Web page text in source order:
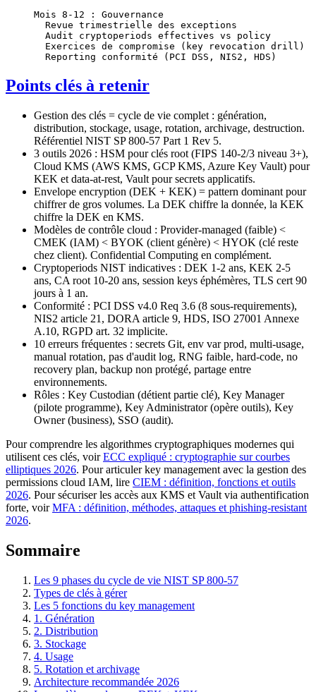
Mois 8-12 : Gouvernance
  Revue trimestrielle des exceptions
  Audit cryptoperiods effectives vs policy
  Exercices de compromise (key revocation drill)
  Reporting conformité (PCI DSS, NIS2, HDS)
Points clés à retenir
Gestion des clés = cycle de vie complet : génération,
distribution, stockage, usage, rotation, archivage, destruction.
Référentiel NIST SP 800-57 Part 1 Rev 5.
3 outils 2026 : HSM pour clés root (FIPS 140-2/3 niveau 3+),
Cloud KMS (AWS KMS, GCP KMS, Azure Key Vault) pour
KEK et data-at-rest, Vault pour secrets applicatifs.
Envelope encryption (DEK + KEK) = pattern dominant pour
chiffrer de gros volumes. La DEK chiffre la donnée, la KEK
chiffre la DEK en KMS.
Modèles de contrôle cloud : Provider-managed (faible) <
CMEK (IAM) < BYOK (client génère) < HYOK (clé reste
chez client). Confidential Computing en complément.
Cryptoperiods NIST indicatives : DEK 1-2 ans, KEK 2-5
ans, CA root 10-20 ans, session keys éphémères, TLS cert 90
jours à 1 an.
Conformité : PCI DSS v4.0 Req 3.6 (8 sous-requirements),
NIS2 article 21, DORA article 9, HDS, ISO 27001 Annexe
A.10, RGPD art. 32 implicite.
10 erreurs fréquentes : secrets Git, env var prod, multi-usage,
manual rotation, pas d'audit log, RNG faible, hard-code, no
recovery plan, backup non protégé, partage entre
environnements.
Rôles : Key Custodian (détient partie clé), Key Manager
(pilote programme), Key Administrator (opère outils), Key
Owner (business), SSO (audit).
Pour comprendre les algorithmes cryptographiques modernes qui
utilisent ces clés, voirECC expliqué : cryptographie sur courbes
elliptiques 2026. Pour articuler key management avec la gestion des
permissions cloud IAM, lire CIEM : définition, fonctions et outils
2026. Pour sécuriser les accès aux KMS et Vault via authentification
forte, voirMFA : définition, méthodes, attaques et phishing-resistant
2026.
Sommaire
Les 9 phases du cycle de vie NIST SP 800-57
Types de clés à gérer
Les 5 fonctions du key management
1. Génération
2. Distribution
3. Stockage
4. Usage
5. Rotation et archivage
Architecture recommandée 2026